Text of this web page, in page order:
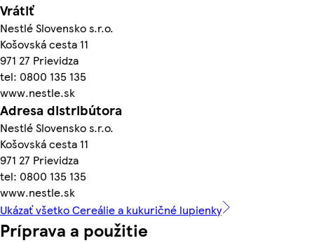
Vrátiť
Nestlé Slovensko s.r.o.
Košovská cesta 11
971 27 Prievidza
tel: 0800 135 135
www.nestle.sk
Adresa distribútora
Nestlé Slovensko s.r.o.
Košovská cesta 11
971 27 Prievidza
tel: 0800 135 135
www.nestle.sk
Ukázať všetko Cereálie a kukuričné lupienky
Príprava a použitie